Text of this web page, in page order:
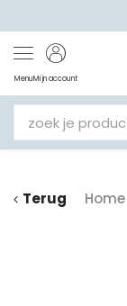
MenuMijn account
Terug Home